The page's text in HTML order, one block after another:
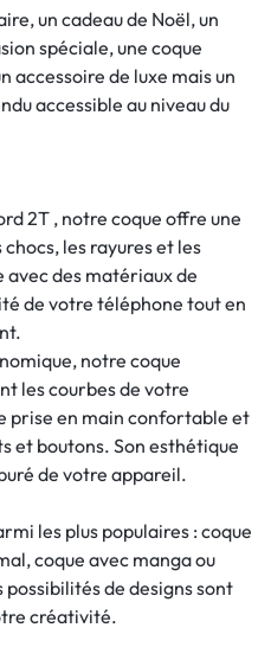
un cadeau de Noël, un
spéciale, une coque
accessoire de luxe mais un
accessible au niveau du
2T , notre coque offre une
les rayures et les
avec des matériaux de
de votre téléphone tout en
notre coque
les courbes de votre
prise en main confortable et
et boutons. Son esthétique
de votre appareil.
les plus populaires : coque
coque avec manga ou
de designs sont
créativité.